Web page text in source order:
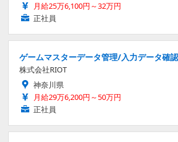
月給25万6,100円～32万円
正社員
ゲームマスターデータ管理/入力データ確
株式会社RIOT
神奈川県
月給29万6,200円～50万円
正社員